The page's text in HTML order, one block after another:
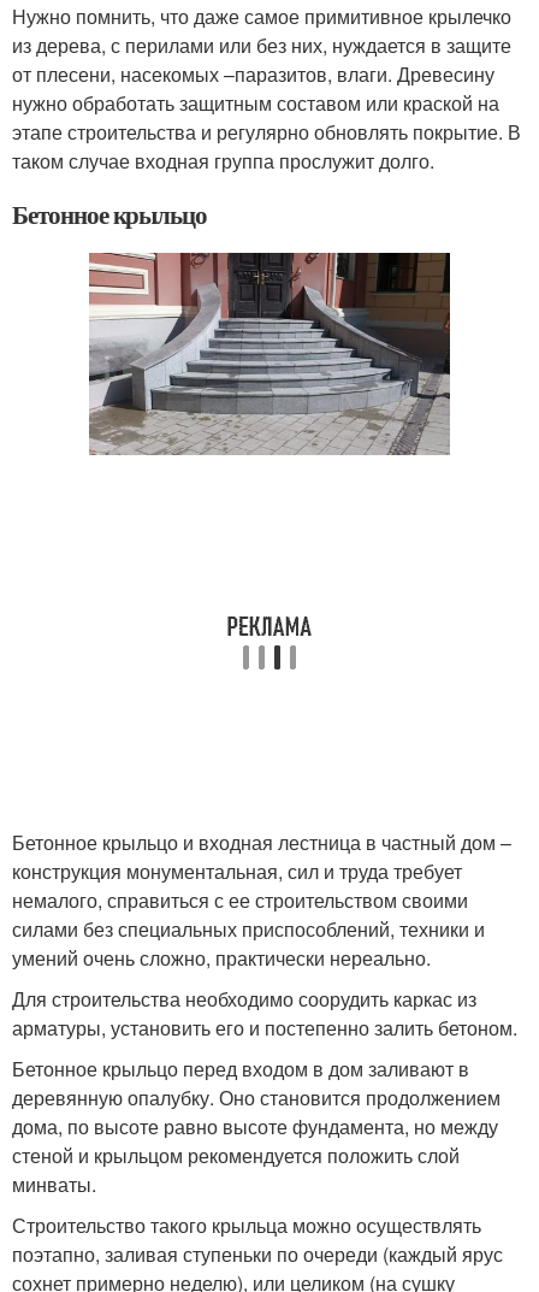
Нужно помнить, что даже самое примитивное крылечко
из дерева, с перилами или без них, нуждается в защите
от плесени, насекомых –паразитов, влаги. Древесину
нужно обработать защитным составом или краской на
этапе строительства и регулярно обновлять покрытие. В
таком случае входная группа прослужит долго.
Бетонное крыльцо
Бетонное крыльцо и входная лестница в частный дом –
конструкция монументальная, сил и труда требует
немалого, справиться с ее строительством своими
силами без специальных приспособлений, техники и
умений очень сложно, практически нереально.
Для строительства необходимо соорудить каркас из
арматуры, установить его и постепенно залить бетоном.
Бетонное крыльцо перед входом в дом заливают в
деревянную опалубку. Оно становится продолжением
дома, по высоте равно высоте фундамента, но между
стеной и крыльцом рекомендуется положить слой
минваты.
Строительство такого крыльца можно осуществлять
поэтапно, заливая ступеньки по очереди (каждый ярус
сохнет примерно неделю), или целиком (на сушку